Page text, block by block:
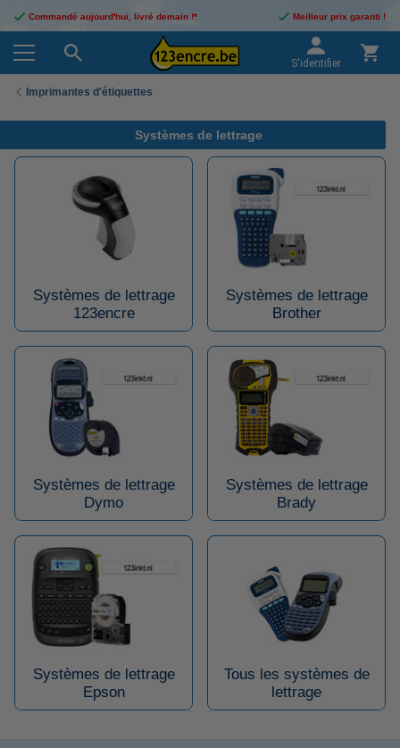
Commandé aujourd'hui, livré demain !* Meilleur prix garanti !
S'identifier
Imprimantes d'étiquettes
Systèmes de lettrage
Systèmes de lettrage
123encre
Systèmes de lettrage
Brother
Systèmes de lettrage
Dymo
Systèmes de lettrage
Brady
Systèmes de lettrage
Epson
Tous les systèmes de
lettrage